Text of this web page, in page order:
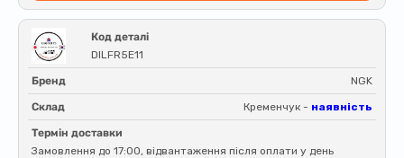
Код деталі
DILFR5E11
Бренд NGK
Склад Кременчук - наявність
Термін доставки
Замовлення до 17:00, відвантаження після оплати у день